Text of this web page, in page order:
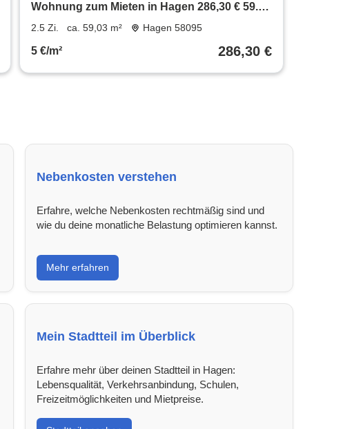
Wohnung zum Mieten in Hagen 286,30 € 59.03
m²
2.5 Zi. ca. 59,03 m² Hagen 58095
5 €/m² 286,30 €
Nebenkosten verstehen
Erfahre, welche Nebenkosten rechtmäßig sind und
wie du deine monatliche Belastung optimieren kannst.
Mehr erfahren
Mein Stadtteil im Überblick
Erfahre mehr über deinen Stadtteil in Hagen:
Lebensqualität, Verkehrsanbindung, Schulen,
Freizeitmöglichkeiten und Mietpreise.